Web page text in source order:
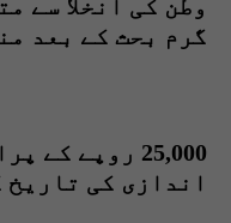
وطن کی انخلا سے
گرم بحث کے بعد
25,000 روپے
اندازی کی تاریخ